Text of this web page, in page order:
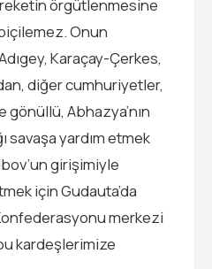
örgütlenmesine
Onun
Karaçay-Çerkes,
diğer cumhuriyetler,
Abhazya’nın
savaşa yardım etmek
girişimiyle
için Gudauta’da
merkezi
kardeşlerimize